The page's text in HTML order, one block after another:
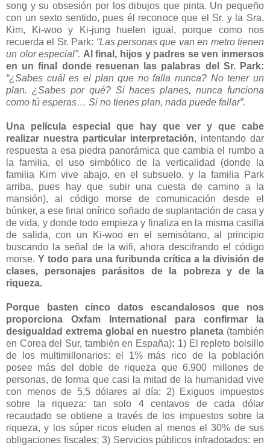
song y su obsesión por los dibujos que pinta. Un pequeño
con un sexto sentido, pues él reconoce que el Sr. y la Sra.
Kim, Ki-woo y Ki-jung huelen igual, porque como nos
recuerda el Sr. Park: “Las personas que van en metro tienen
un olor especial”. Al final, hijos y padres se ven inmersos
en un final donde resuenan las palabras del Sr. Park:
“¿Sabes cuál es el plan que no falla nunca? No tener un
plan. ¿Sabes por qué? Si haces planes, nunca funciona
como tú esperas… Si no tienes plan, nada puede fallar”.
Una película especial que hay que ver y que cabe
realizar nuestra particular interpretación, intentando dar
respuesta a esa piedra panorámica que cambia el rumbo a
la familia, el uso simbólico de la verticalidad (donde la
familia Kim vive abajo, en el subsuelo, y la familia Park
arriba, pues hay que subir una cuesta de camino a la
mansión), al código morse de comunicación desde el
búnker, a ese final onírico soñado de suplantación de casa y
de vida, y donde todo empieza y finaliza en la misma casilla
de salida, con un Ki-woo en el semisótano, al principio
buscando la señal de la wifi, ahora descifrando el código
morse. Y todo para una furibunda crítica a la división de
clases, personajes parásitos de la pobreza y de la
riqueza.
Porque basten cinco datos escandalosos que nos
proporciona Oxfam International para confirmar la
desigualdad extrema global en nuestro planeta (también
en Corea del Sur, también en España): 1) El repleto bolsillo
de los multimillonarios: el 1% más rico de la población
posee más del doble de riqueza que 6.900 millones de
personas, de forma que casi la mitad de la humanidad vive
con menos de 5,5 dólares al día; 2) Exiguos impuestos
sobre la riqueza: tan solo 4 centavos de cada dólar
recaudado se obtiene a través de los impuestos sobre la
riqueza, y los súper ricos eluden al menos el 30% de sus
obligaciones fiscales; 3) Servicios públicos infradotados: en